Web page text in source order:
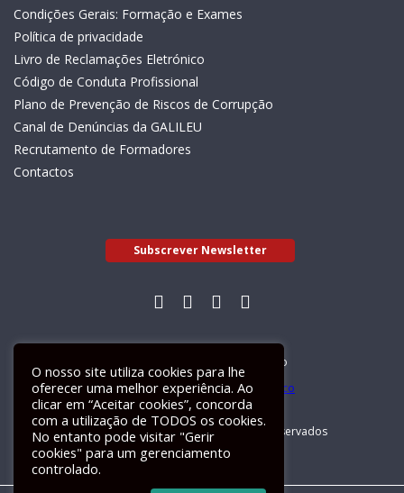
Condições Gerais: Formação e Exames
Política de privacidade
Livro de Reclamações Eletrónico
Código de Conduta Profissional
Plano de Prevenção de Riscos de Corrupção
Canal de Denúncias da GALILEU
Recrutamento de Formadores
Contactos
Subscrever Newsletter
Livro de Reclamações Electrónico
GALILEU 2026 © Todos os direitos reservados
O nosso site utiliza cookies para lhe
oferecer uma melhor experiência. Ao
clicar em “Aceitar cookies”, concorda
com a utilização de TODOS os cookies.
No entanto pode visitar "Gerir
cookies" para um gerenciamento
controlado.